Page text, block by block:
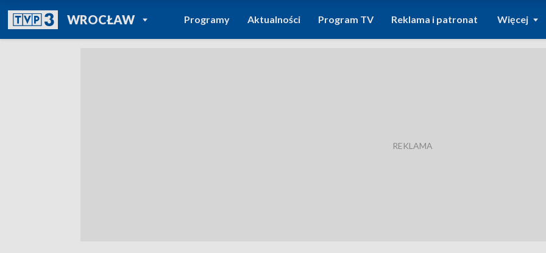
WROCŁAWPOWRÓT DO
TVP REGIONY
Programy Aktualności Program TV Reklama i patronat Więcej